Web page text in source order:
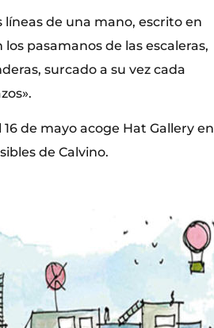
líneas de una mano, escrito en
pasamanos de las escaleras,
surcado a su vez cada
de mayo acoge Hat Gallery en
de Calvino.